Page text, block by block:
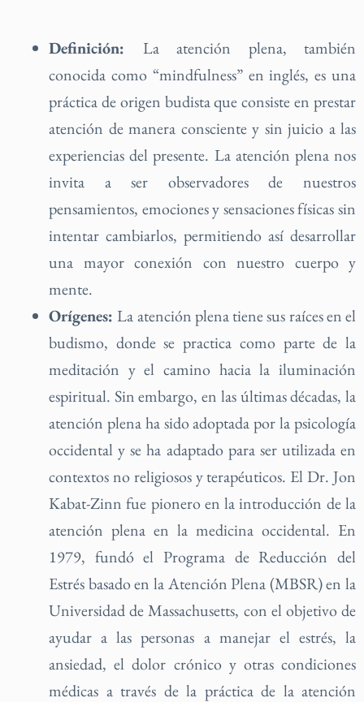
Definición: La atención plena, también
conocida como “mindfulness” en inglés, es una
práctica de origen budista que consiste en prestar
atención de manera consciente y sin juicio a las
experiencias del presente. La atención plena nos
invita a ser observadores de nuestros
pensamientos, emociones y sensaciones físicas sin
intentar cambiarlos, permitiendo así desarrollar
una mayor conexión con nuestro cuerpo y
mente.
Orígenes:La atención plena tiene sus raíces en el
budismo, donde se practica como parte de la
meditación y el camino hacia la iluminación
espiritual. Sin embargo, en las últimas décadas, la
atención plena ha sido adoptada por la psicología
occidental y se ha adaptado para ser utilizada en
contextos no religiosos y terapéuticos. El Dr. Jon
Kabat-Zinn fue pionero en la introducción de la
atención plena en la medicina occidental. En
1979, fundó el Programa de Reducción del
Estrés basado en la Atención Plena (MBSR) en la
Universidad de Massachusetts, con el objetivo de
ayudar a las personas a manejar el estrés, la
ansiedad, el dolor crónico y otras condiciones
médicas a través de la práctica de la atención